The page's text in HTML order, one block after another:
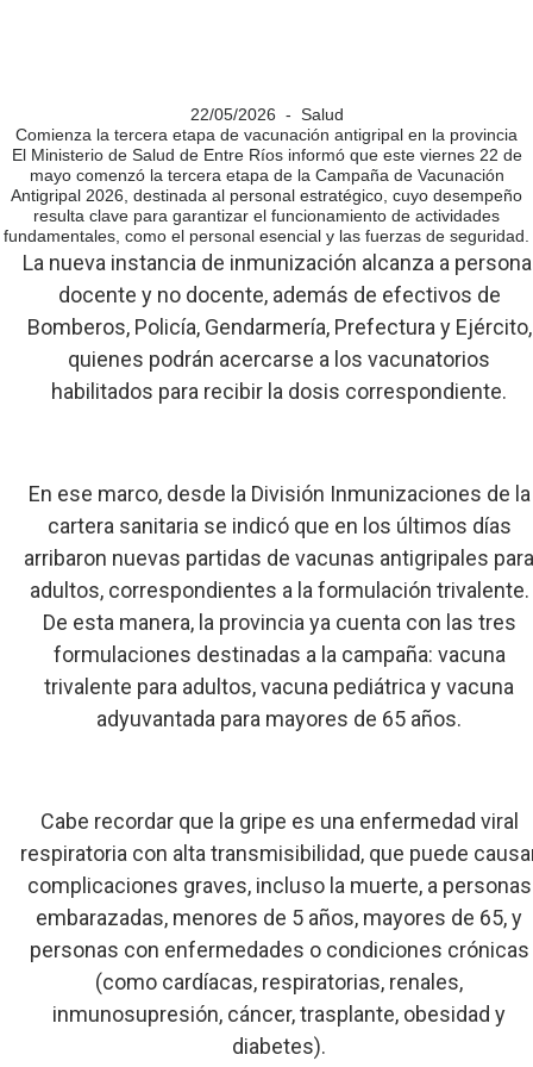
22/05/2026 - Salud
Comienza la tercera etapa de vacunación antigripal en la provincia
El Ministerio de Salud de Entre Ríos informó que este viernes 22 de
mayo comenzó la tercera etapa de la Campaña de Vacunación
Antigripal 2026, destinada al personal estratégico, cuyo desempeño
resulta clave para garantizar el funcionamiento de actividades
fundamentales, como el personal esencial y las fuerzas de seguridad.
La nueva instancia de inmunización alcanza a
docente y no docente, además de efectivos de
Bomberos, Policía, Gendarmería, Prefectura y Ejército,
quienes podrán acercarse a los vacunatorios
habilitados para recibir la dosis correspondiente.
En ese marco, desde la División Inmunizaciones de la
cartera sanitaria se indicó que en los últimos días
arribaron nuevas partidas de vacunas antigripales
adultos, correspondientes a la formulación trivalente.
De esta manera, la provincia ya cuenta con las tres
formulaciones destinadas a la campaña: vacuna
trivalente para adultos, vacuna pediátrica y vacuna
adyuvantada para mayores de 65 años.
Cabe recordar que la gripe es una enfermedad viral
respiratoria con alta transmisibilidad, que puede
complicaciones graves, incluso la muerte, a personas
embarazadas, menores de 5 años, mayores de 65, y
personas con enfermedades o condiciones crónicas
(como cardíacas, respiratorias, renales,
inmunosupresión, cáncer, trasplante, obesidad y
diabetes).